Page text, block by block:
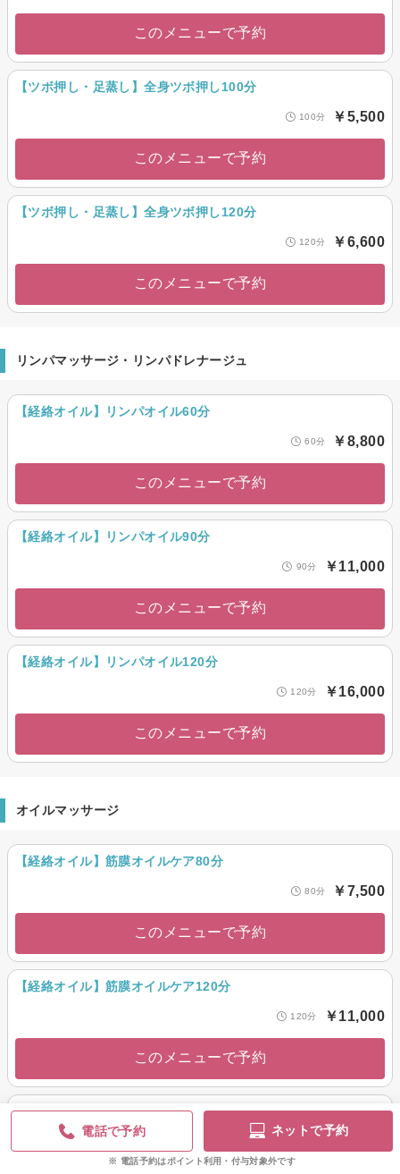
このメニューで予約
【ツボ押し・足蒸し】全身ツボ押し100分
100分 ￥5,500
このメニューで予約
【ツボ押し・足蒸し】全身ツボ押し120分
120分 ￥6,600
このメニューで予約
リンパマッサージ・リンパドレナージュ
【経絡オイル】リンパオイル60分
60分 ￥8,800
このメニューで予約
【経絡オイル】リンパオイル90分
90分 ￥11,000
このメニューで予約
【経絡オイル】リンパオイル120分
120分 ￥16,000
このメニューで予約
オイルマッサージ
【経絡オイル】筋膜オイルケア80分
80分 ￥7,500
このメニューで予約
【経絡オイル】筋膜オイルケア120分
120分 ￥11,000
このメニューで予約
【経絡オイル】アロマオイルケア60分
￥6,600
電話で予約 ネットで予約
電話予約はポイント利用・付与対象外です